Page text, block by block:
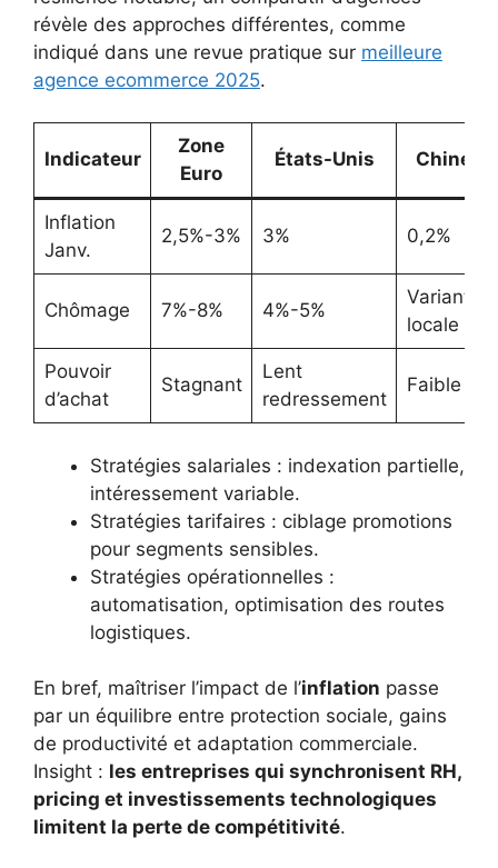
révèle des approches différentes, comme
indiqué dans une revue pratique sur meilleure
agence ecommerce 2025.
Indicateur
Zone
Euro
États-Unis Chine
Inflation
Janv.
2,5%-3% 3% 0,2%
Chômage 7%-8% 4%-5%
Variante
locale
Pouvoir
d’achat
Stagnant
Lent
redressement
Faible
Stratégies salariales : indexation partielle,
intéressement variable.
Stratégies tarifaires : ciblage promotions
pour segments sensibles.
Stratégies opérationnelles :
automatisation, optimisation des routes
logistiques.
En bref, maîtriser l’impact de l’inflation passe
par un équilibre entre protection sociale, gains
de productivité et adaptation commerciale.
Insight : les entreprises qui synchronisent RH,
pricing et investissements technologiques
limitent la perte de compétitivité.